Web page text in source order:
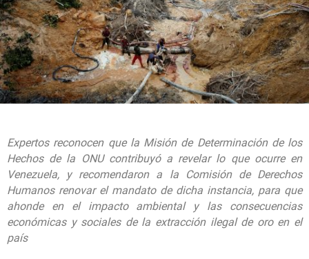
Expertos reconocen que la Misión de Determinación de los
Hechos de la ONU contribuyó a revelar lo que ocurre en
Venezuela, y recomendaron a la Comisión de Derechos
Humanos renovar el mandato de dicha instancia, para que
ahonde en el impacto ambiental y las consecuencias
económicas y sociales de la extracción ilegal de oro en el
país